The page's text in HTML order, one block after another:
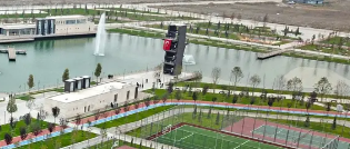
Hakkari
Hatay
Isparta